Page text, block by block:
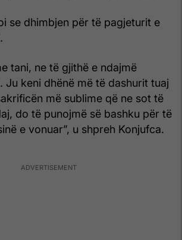
se dhimbjen për të pagjeturit e
tani, ne të gjithë e ndajmë
Ju keni dhënë më të dashurit tuaj
më sublime që ne sot të
do të punojmë së bashku për të
e vonuar”, u shpreh Konjufca.